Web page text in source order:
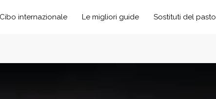
Cibo internazionale Le migliori guide Sostituti del pasto